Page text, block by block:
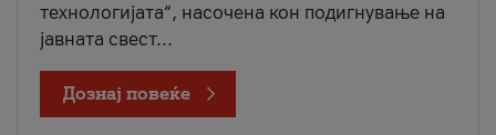
технологијата“, насочена кон подигнување на
јавната свест...
Дознај повеќе